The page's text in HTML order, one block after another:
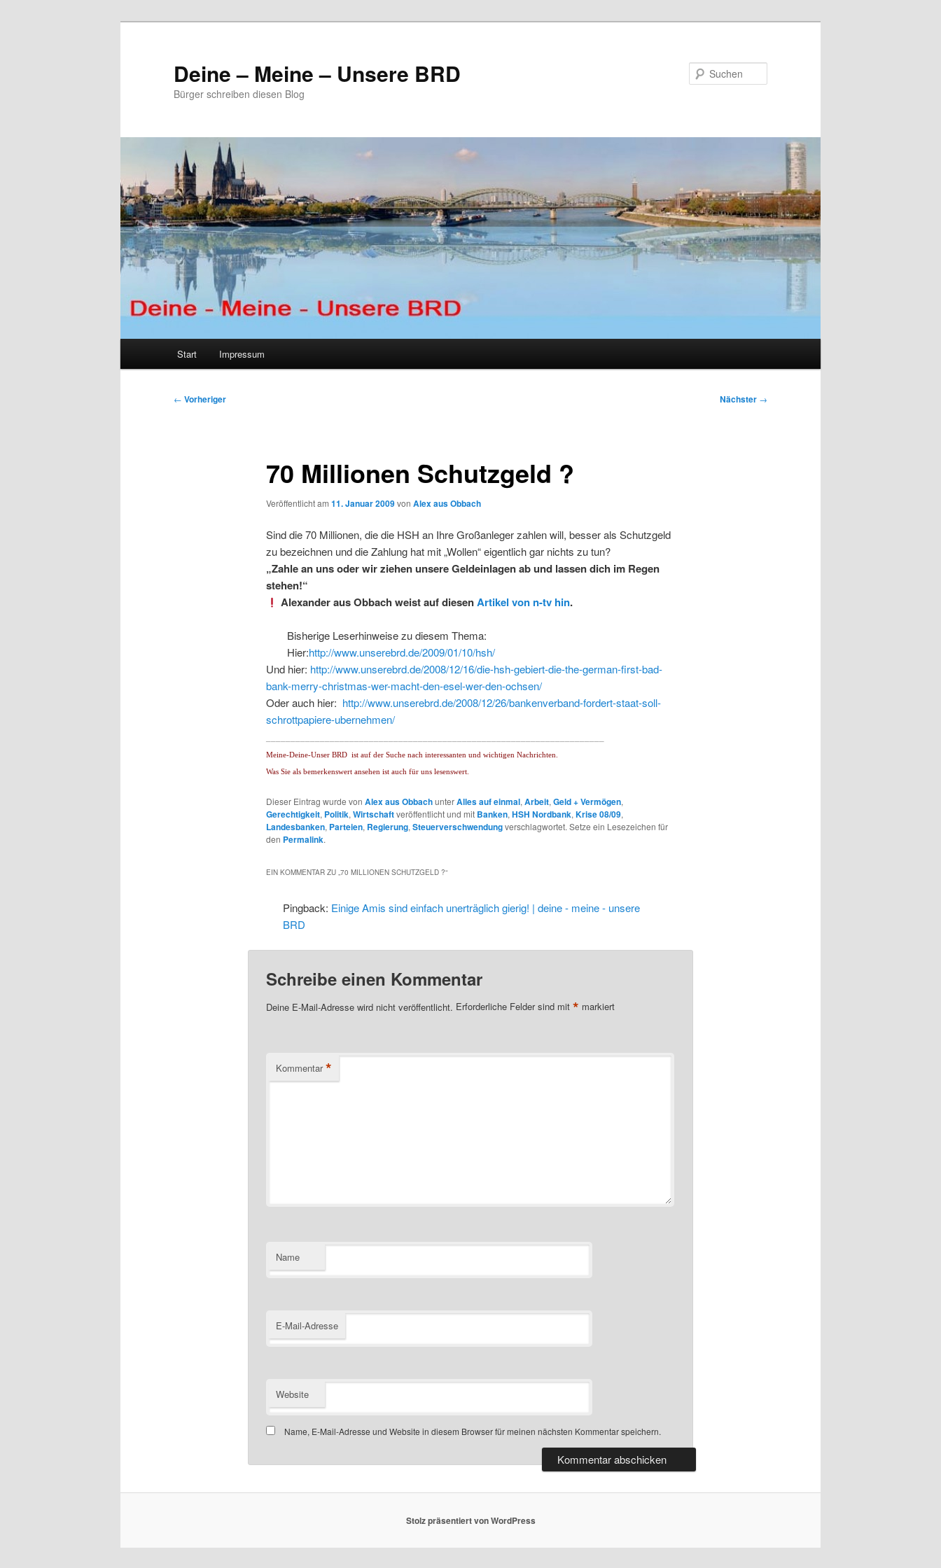
Deine – Meine – Unsere BRD
Bürger schreiben diesen Blog
Start Impressum
Beitragsnavigation
← Vorheriger Nächster →
70 Millionen Schutzgeld ?
Veröffentlicht am 11. Januar 2009von Alex aus Obbach
Sind die 70 Millionen, die die HSH an Ihre Großanleger zahlen will, besser als Schutzgeld
zu bezeichnen und die Zahlung hat mit „Wollen“ eigentlich gar nichts zu tun?
„Zahle an uns oder wir ziehen unsere Geldeinlagen ab und lassen dich im Regen
stehen!“
Alexander aus Obbach weist auf diesenArtikel von n-tv hin.
Bisherige Leserhinweise zu diesem Thema:
Hier:http://www.unserebrd.de/2009/01/10/hsh/
Und hier: http://www.unserebrd.de/2008/12/16/die-hsh-gebiert-die-the-german-first-bad-
bank-merry-christmas-wer-macht-den-esel-wer-den-ochsen/
Oder auch hier: http://www.unserebrd.de/2008/12/26/bankenverband-fordert-staat-soll-
schrottpapiere-ubernehmen/
Meine-Deine-Unser BRD ist auf der Suche nach interessanten und wichtigen Nachrichten.
Was Sie als bemerkenswert ansehen ist auch für uns lesenswert.
Dieser Eintrag wurde von Alex aus ObbachunterAlles auf einmal,Arbeit,Geld + Vermögen,
Gerechtigkeit, Politik,Wirtschaftveröffentlicht und mit Banken,HSH Nordbank,Krise 08/09,
Landesbanken, Parteien, Regierung,Steuerverschwendungverschlagwortet. Setze ein Lesezeichen für
den Permalink.
EIN KOMMENTAR ZU „70 MILLIONEN SCHUTZGELD ?“
Pingback: Einige Amis sind einfach unerträglich gierig! | deine - meine - unsere
BRD
Schreibe einen Kommentar
Deine E-Mail-Adresse wird nicht veröffentlicht. Erforderliche Felder sind mit * markiert
Kommentar *
Name
E-Mail-Adresse
Website
Name, E-Mail-Adresse und Website in diesem Browser für meinen nächsten Kommentar speichern.
Stolz präsentiert von WordPress